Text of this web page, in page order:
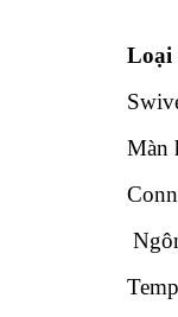
Loại
Màn